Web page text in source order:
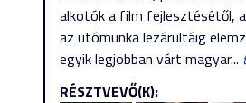
alkotók a film fejlesztésétől,
az utómunka lezárultáig
egyik legjobban várt magyar...
RÉSZTVEVŐ(K):